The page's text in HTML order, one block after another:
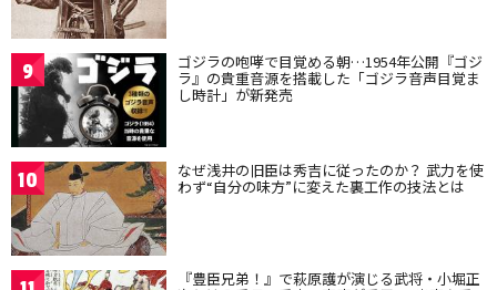
9 ゴジラの咆哮で目覚める朝…1954年公開『ゴジ
ラ』の貴重音源を搭載した「ゴジラ音声目覚ま
し時計」が新発売
10 なぜ浅井の旧臣は秀吉に従ったのか？ 武力を使
わず“自分の味方”に変えた裏工作の技法とは
『豊臣兄弟！』で萩原護が演じる武将・小堀正